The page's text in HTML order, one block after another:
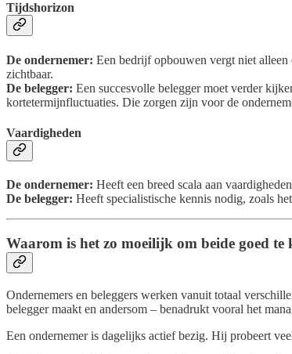
Tijdshorizon
De ondernemer: Een bedrijf opbouwen vergt niet alleen
zichtbaar.
De belegger: Een succesvolle belegger moet verder
kortetermijnfluctuaties. Die zorgen zijn voor de
Vaardigheden
De ondernemer: Heeft een breed scala aan
De belegger: Heeft specialistische kennis nodig, zoals
Waarom is het zo moeilijk om beide goed te
Ondernemers en beleggers werken vanuit totaal
belegger maakt en andersom – benadrukt vooral het
Een ondernemer is dagelijks actief bezig. Hij probeert